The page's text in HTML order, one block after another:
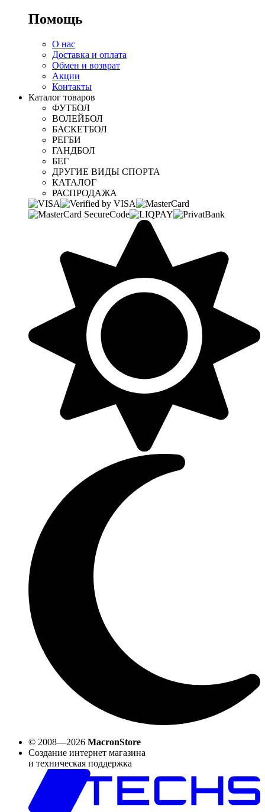
Помощь
О нас
Доставка и оплата
Обмен и возврат
Акции
Контакты
Каталог товаров
ФУТБОЛ
ВОЛЕЙБОЛ
БАСКЕТБОЛ
РЕГБИ
ГАНДБОЛ
БЕГ
ДРУГИЕ ВИДЫ СПОРТА
КАТАЛОГ
РАСПРОДАЖА
© 2008—2026 MacronStore
Создание интернет магазина
и техническая поддержка